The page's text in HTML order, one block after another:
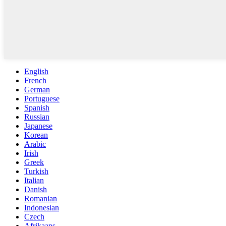
English
French
German
Portuguese
Spanish
Russian
Japanese
Korean
Arabic
Irish
Greek
Turkish
Italian
Danish
Romanian
Indonesian
Czech